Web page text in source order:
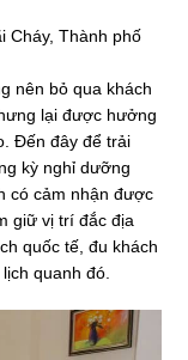
Cháy, Thành phố
nên bỏ qua khách
lại được hưởng
Đến đây để trải
kỳ nghỉ dưỡng
có cảm nhận được
giữ vị trí đắc địa
quốc tế, đu khách
quanh đó.